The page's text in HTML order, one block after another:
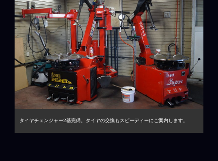
タイヤチェンジャー2基完備。タイヤの交換もスピーディーにご案内します。